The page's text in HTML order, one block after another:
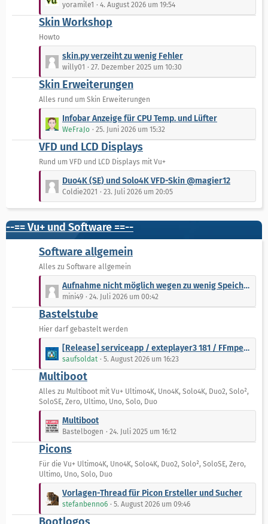
i
t
r
e
t
z
t
e
i
t
r
e
yoramile1 4. August 2026 um 19:54
Skin Workshop
Howto
t
z
t
e
i
t
r
e
skin.py verzeiht zu wenig Fehler
willy01 27. Dezember 2025 um 10:30
Skin Erweiterungen
Alles rund um Skin Erweiterungen
t
z
t
e
i
t
r
ä
g
e
Infobar Anzeige für CPU Temp. und Lüfter
WeFraJo 25. Juni 2026 um 15:32
VFD und LCD Displays
Rund um VFD und LCD Displays mit Vu+
t
z
t
B
e
i
ä
g
e
Duo4K (SE) und Solo4K VFD-Skin @magier12
Coldie2021 23. Juli 2026 um 20:05
--== Vu+ und Software ==--
Software allgemein
Alles zu Software allgemein
t
z
t
e
i
t
r
ä
Aufnahme nicht möglich wegen zu wenig Speicherplatz
mini49 24. Juli 2026 um 00:42
Bastelstube
Hier darf gebastelt werden
t
z
t
e
B
i
t
r
ä
g
[Release] serviceapp / exteplayer3 181 / FFmpeg 6.1.1 - neu kompiliert für VTi
saufsoldat 5. August 2026 um 16:23
Multiboot
Alles zu Multiboot mit Vu+ Ultimo4K, Uno4K, Solo4K, Duo2, Solo²,
SoloSE, Zero, Ultimo, Uno, Solo, Duo
t
z
t
e
B
i
Multiboot
Bastelbogen 24. Juli 2025 um 16:12
Picons
Für die Vu+ Ultimo4K, Uno4K, Solo4K, Duo2, Solo², SoloSE, Zero,
Ultimo, Uno, Solo, Duo
t
Vorlagen-Thread für Picon Ersteller und Sucher
stefanbenno6 5. August 2026 um 09:46